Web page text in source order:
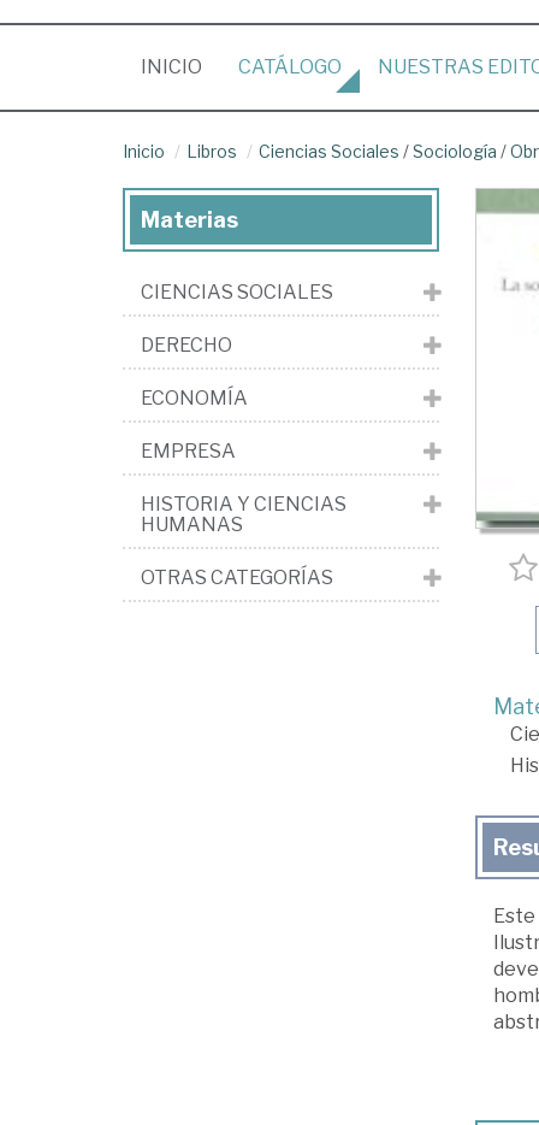
INICIO (CURRENT)
CATÁLOGO NUESTRAS
Inicio Libros Ciencias Sociales /Sociología /
Materias
CIENCIAS SOCIALES
DERECHO
ECONOMÍA
EMPRESA
HISTORIA Y CIENCIAS
HUMANAS
OTRAS CATEGORÍAS